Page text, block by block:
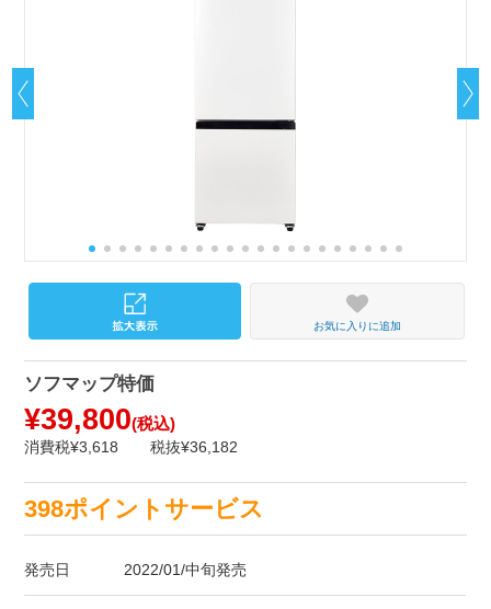
お気に入りに追加
ソフマップ特価
¥39,800(税込)
消費税¥3,618 税抜¥36,182
398ポイントサービス
発売日 2022/01/中旬発売